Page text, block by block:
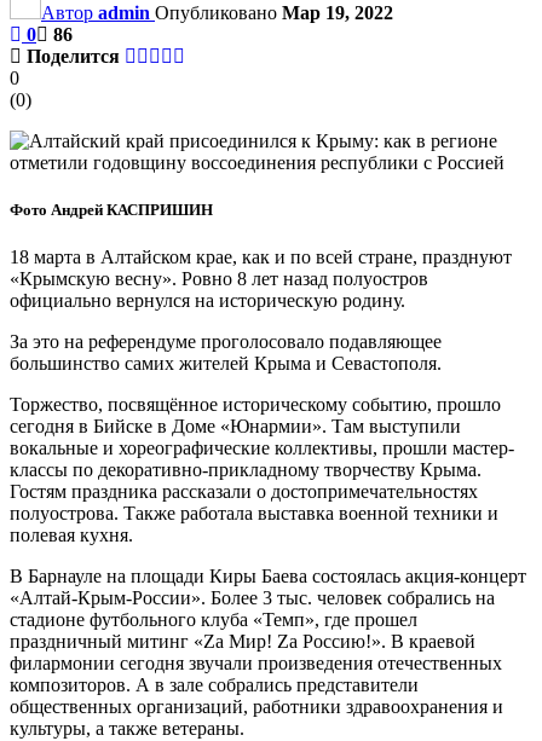
Автор admin Опубликовано Мар 19, 2022
0
86
Поделится
0
(0)
Фото Андрей КАСПРИШИН
18 марта в Алтайском крае, как и по всей стране, празднуют
«Крымскую весну». Ровно 8 лет назад полуостров
официально вернулся на историческую родину.
За это на референдуме проголосовало подавляющее
большинство самих жителей Крыма и Севастополя.
Торжество, посвящённое историческому событию, прошло
сегодня в Бийске в Доме «Юнармии». Там выступили
вокальные и хореографические коллективы, прошли мастер-
классы по декоративно-прикладному творчеству Крыма.
Гостям праздника рассказали о достопримечательностях
полуострова. Также работала выставка военной техники и
полевая кухня.
В Барнауле на площади Киры Баева состоялась акция-концерт
«Алтай-Крым-России». Более 3 тыс. человек собрались на
стадионе футбольного клуба «Темп», где прошел
праздничный митинг «Zа Мир! Zа Россию!». В краевой
филармонии сегодня звучали произведения отечественных
композиторов. А в зале собрались представители
общественных организаций, работники здравоохранения и
культуры, а также ветераны.